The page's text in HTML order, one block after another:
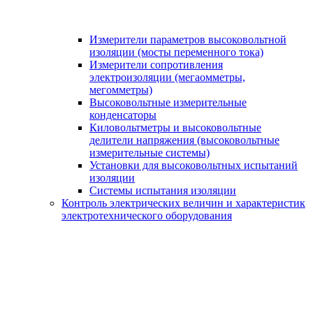
Измерители параметров высоковольтной
изоляции (мосты переменного тока)
Измерители сопротивления
электроизоляции (мегаомметры,
мегомметры)
Высоковольтные измерительные
конденсаторы
Киловольтметры и высоковольтные
делители напряжения (высоковольтные
измерительные системы)
Установки для высоковольтных испытаний
изоляции
Системы испытания изоляции
Контроль электрических величин и характеристик
электротехнического оборудования